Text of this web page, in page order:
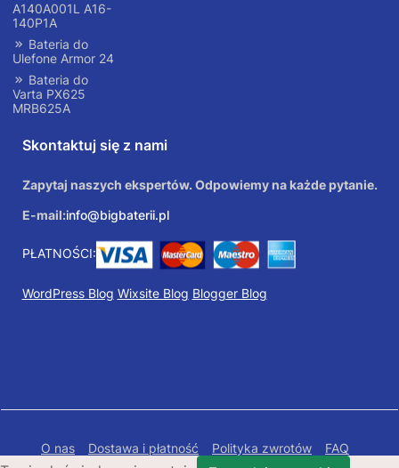
A140A001L A16-
140P1A
Bateria do
Ulefone Armor 24
Bateria do
Varta PX625
MRB625A
Skontaktuj się z nami
Zapytaj naszych ekspertów. Odpowiemy na każde pytanie.
E-mail:info@bigbaterii.pl
PŁATNOŚCI:
WordPress Blog Wixsite Blog Blogger Blog
O nas Dostawa i płatność Polityka zwrotów
FAQ